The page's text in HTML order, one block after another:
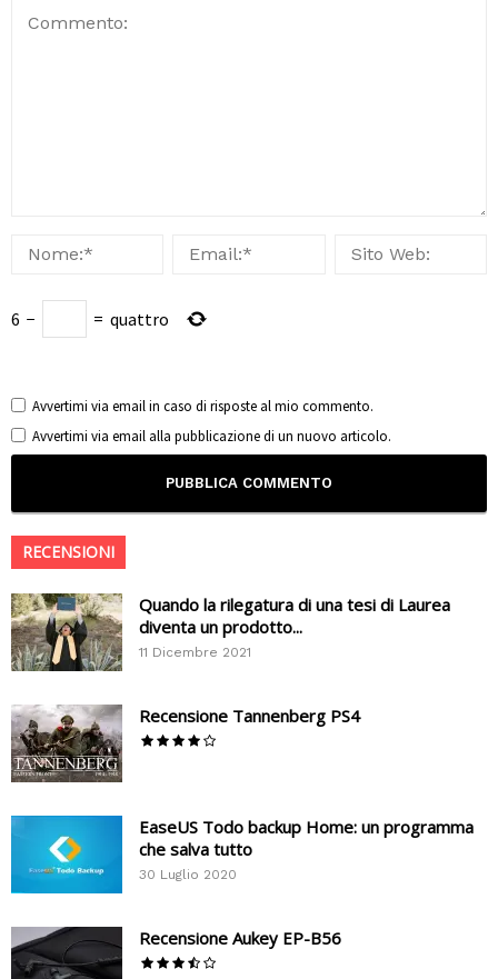
6 − = quattro
Avvertimi via email in caso di risposte al mio commento.
Avvertimi via email alla pubblicazione di un nuovo articolo.
RECENSIONI
Quando la rilegatura di una tesi di Laurea
diventa un prodotto...
11 Dicembre 2021
Recensione Tannenberg PS4
EaseUS Todo backup Home: un programma
che salva tutto
30 Luglio 2020
Recensione Aukey EP-B56